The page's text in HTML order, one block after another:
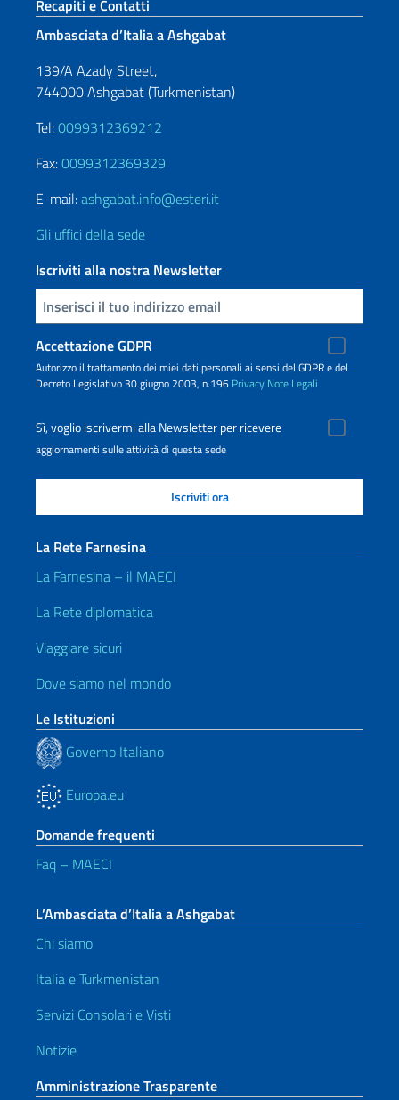
Recapiti e Contatti
Ambasciata d’Italia a Ashgabat
139/A Azady Street,
744000 Ashgabat (Turkmenistan)
Tel:0099312369212
Fax:0099312369329
E-mail:ashgabat.info@esteri.it
Gli uffici della sede
Iscriviti alla nostra Newsletter
Inserisci la tua email
Accettazione GDPR
Autorizzo il trattamento dei miei dati personali ai sensi del GDPR e del
Decreto Legislativo 30 giugno 2003, n.196 Privacy Note Legali
Sì, voglio iscrivermi alla Newsletter per ricevere
aggiornamenti sulle attività di questa sede
La Rete Farnesina
La Farnesina – il MAECI
La Rete diplomatica
Viaggiare sicuri
Dove siamo nel mondo
Le Istituzioni
Governo Italiano
Europa.eu
Domande frequenti
Faq – MAECI
L’Ambasciata d’Italia a Ashgabat
Chi siamo
Italia e Turkmenistan
Servizi Consolari e Visti
Notizie
Amministrazione Trasparente